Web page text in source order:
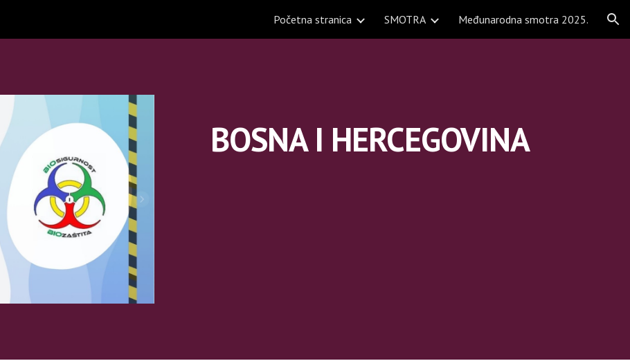
Skip to navigation
Početna stranica SMOTRA Međunarodna smotra 2025.
BOSNA I HERCEGOVINA